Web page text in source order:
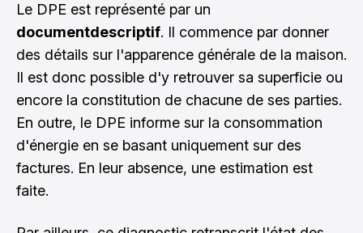
Le DPE est représenté par un
documentdescriptif. Il commence par donner
des détails sur l'apparence générale de la maison.
Il est donc possible d'y retrouver sa superficie ou
encore la constitution de chacune de ses parties.
En outre, le DPE informe sur la consommation
d'énergie en se basant uniquement sur des
factures. En leur absence, une estimation est
faite.